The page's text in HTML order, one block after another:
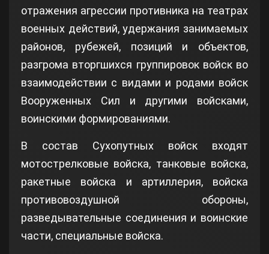
отражения агрессии противника на театрах
военных действий, удержания занимаемых
районов, рубежей, позиций и объектов,
разгрома вторгшихся группировок войск во
взаимодействии с видами и родами войск
Вооруженных Сил и другими войсками,
воинскими формированиями.
В состав Сухопутных войск входят
мотострелковые войска, танковые войска,
ракетные войска и артиллерия, войска
противовоздушной обороны,
разведывательные соединения и воинские
части, специальные войска.